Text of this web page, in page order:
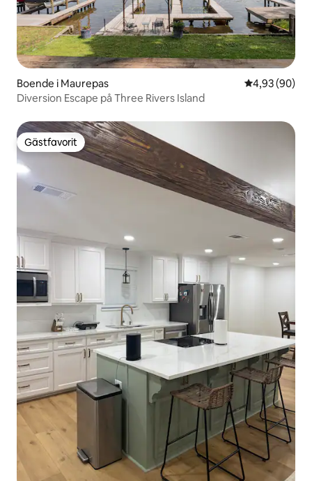
Boende i Maurepas 4,93 av 5 i
4,93 (90)
Diversion Escape på Three Rivers Island
Gästfavorit
Gästfavorit